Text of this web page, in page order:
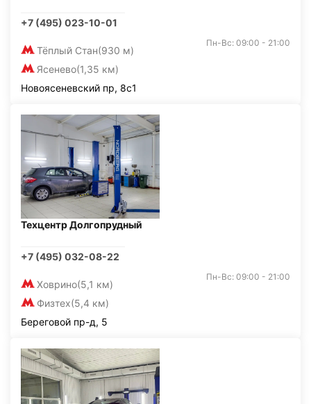
+7 (495) 023-10-01
Тёплый Стан(930 м)
Ясенево(1,35 км)
Пн-Вс: 09:00 - 21:00
Новоясеневский пр, 8с1
Техцентр Долгопрудный
+7 (495) 032-08-22
Ховрино(5,1 км)
Физтех(5,4 км)
Пн-Вс: 09:00 - 21:00
Береговой пр-д, 5